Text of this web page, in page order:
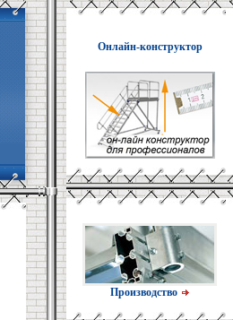
Онлайн-конструктор
Производство